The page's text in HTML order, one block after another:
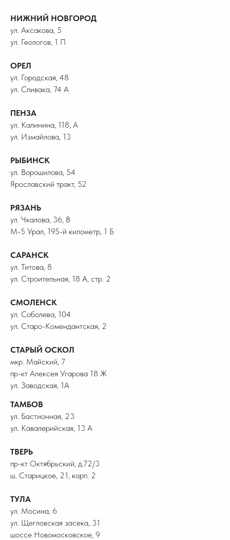
НИЖНИЙ НОВГОРОД
ул. Аксакова, 5
ул. Геологов, 1 П
ОРЕЛ
ул. Городская, 48
ул. Спивака, 74 А
ПЕНЗА
ул. Калинина, 118, А
ул. Измайлова, 13
РЫБИНСК
ул. Ворошилова, 54
Ярославский тракт, 52
РЯЗАНЬ
ул. Чкалова, 36, В
М-5 Урал, 195-й километр, 1 Б
САРАНСК
ул. Титова, 8
ул. Строительная, 18 А, стр. 2
СМОЛЕНСК
ул. Соболева, 104
ул. Старо-Комендантская, 2
СТАРЫЙ ОСКОЛ
мкр. Майский, 7
пр-кт Алексея Угарова 18 Ж
ул. Заводская, 1А
ТАМБОВ
ул. Бастионная, 23
ул. Кавалерийская, 13 А
ТВЕРЬ
пр-кт Октябрьский, д.72/3
ш. Старицкое, 21, корп. 2
ТУЛА
ул. Мосина, 6
ул. Щегловская засека, 31
шоссе Новомосковское, 9